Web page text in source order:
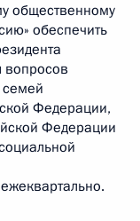
общественному
обеспечить
вопросов
Федерации,
Федерации